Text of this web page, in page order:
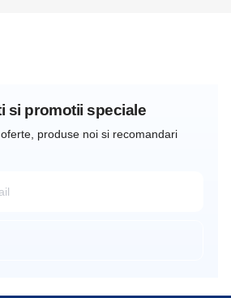
si promotii speciale